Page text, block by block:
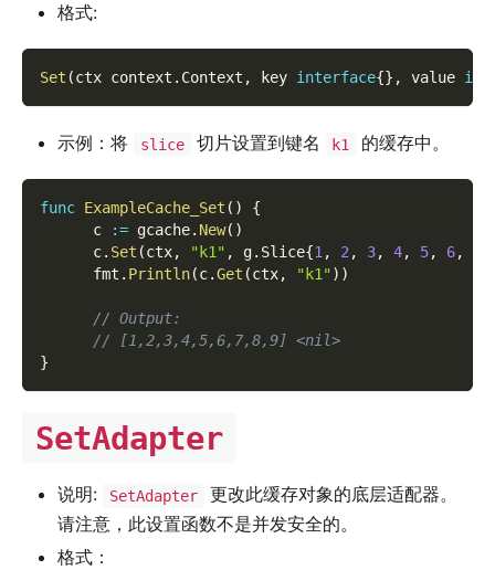
格式:
Set (ctx context . Context , key interface{} , value
示例：将 slice 切片设置到键名 k1 的缓存中。
func ExampleCache_Set ( )
{
      c
:= gcache. New( )
      c
. Set (ctx, "k1" , g. Slice{1, 2, 3, 4, 5, 6,
      fmt
. Println(c.Get (ctx, "k1") )
// Output:
// [1,2,3,4,5,6,7,8,9] <nil>
}
SetAdapter
说明: SetAdapter
更改此缓存对象的底层适配器。
请注意，此设置函数不是并发安全的。
格式：